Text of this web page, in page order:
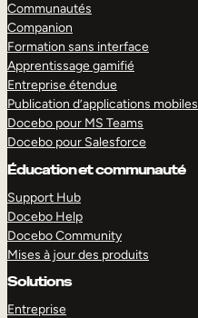
Communautés
Companion
Formation sans interface
Apprentissage gamifié
Entreprise étendue
Publication d’applications mobiles
Docebo pour MS Teams
Docebo pour Salesforce
Éducation et communauté
Support Hub
Docebo Help
Docebo Community
Mises à jour des produits
Solutions
Entreprise